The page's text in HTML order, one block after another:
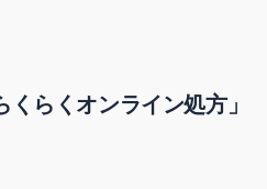
らくオンライン処方」